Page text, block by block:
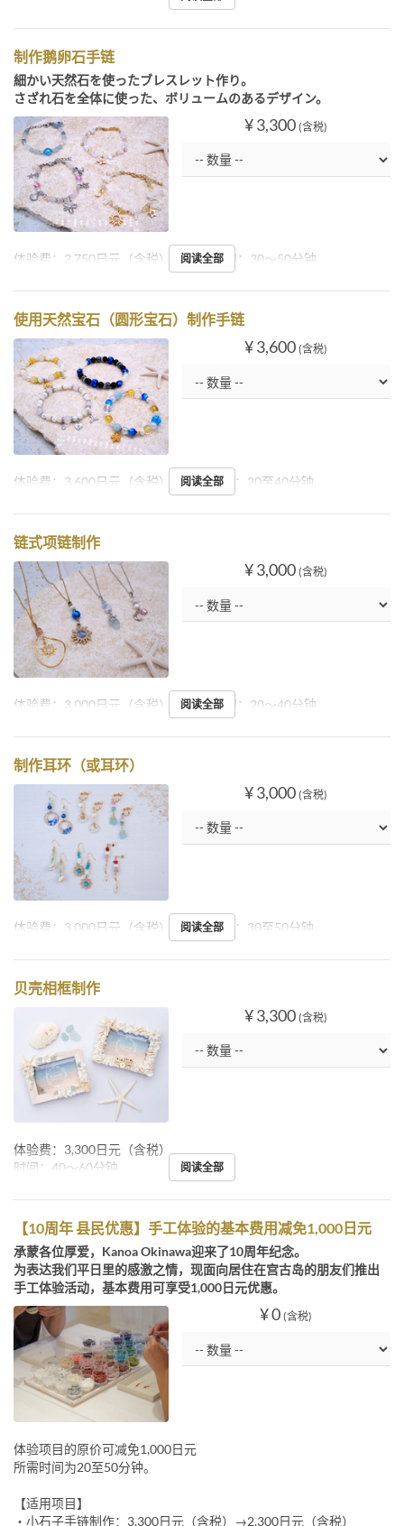
制作鹅卵石手链
細かい天然石を使ったブレスレット作り。
さざれ石を全体に使った、ボリュームのあるデザイン。
¥ 3,300 (含税)
体验费：2,750日元（含税）起 所需时间：30～50分钟
阅读全部
使用天然宝石（圆形宝石）制作手链
¥ 3,600 (含税)
体验费：3,600日元（含税）起持续时间：20至40分钟
阅读全部
链式项链制作
¥ 3,000 (含税)
体验费：3,000日元（含税）起 所需时间：20～40分钟
阅读全部
制作耳环（或耳环）
¥ 3,000 (含税)
体验费：3,000日元（含税）起持续时间：30至50分钟
阅读全部
贝壳相框制作
¥ 3,300 (含税)
体验费：3,300日元（含税）
时间：40～60分钟
阅读全部
【10周年 县民优惠】手工体验的基本费用减免1,000日元
承蒙各位厚爱，Kanoa Okinawa迎来了10周年纪念。
为表达我们平日里的感激之情，现面向居住在宫古岛的朋友们推出
手工体验活动，基本费用可享受1,000日元优惠。
¥ 0 (含税)
体验项目的原价可减免1,000日元
所需时间为20至50分钟。
【适用项目】
・小石子手链制作：3,300日元（含税）→2,300日元（含税）